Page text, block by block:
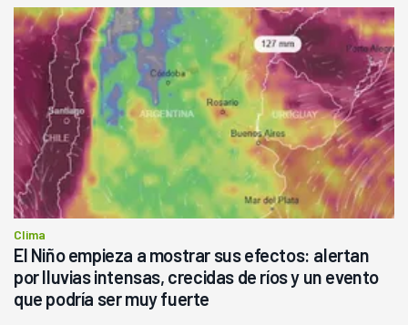
Clima
El Niño empieza a mostrar sus efectos: alertan
por lluvias intensas, crecidas de ríos y un evento
que podría ser muy fuerte